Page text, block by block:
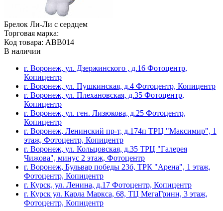
Брелок Ли-Ли с сердцем
Торговая марка:
Код товара: ABB014
В наличии
г. Воронеж, ул. Дзержинского , д.16 Фотоцентр,
Копицентр
г. Воронеж, ул. Пушкинская, д.4 Фотоцентр, Копицентр
г. Воронеж, ул. Плехановская, д.35 Фотоцентр,
Копицентр
г. Воронеж, ул. ген. Лизюкова, д.25 Фотоцентр,
Копицентр
г. Воронеж, Ленинский пр-т, д.174п ТРЦ "Максимир", 1
этаж, Фотоцентр, Копицентр
г. Воронеж, ул. Кольцовская, д.35 ТРЦ "Галерея
Чижова", минус 2 этаж, Фотоцентр
г. Воронеж, Бульвар победы 23б, ТРК "Арена", 1 этаж,
Фотоцентр, Копицентр
г. Курск, ул. Ленина, д.17 Фотоцентр, Копицентр
г. Курск ул. Карла Маркса, 68, ТЦ МегаГринн, 3 этаж,
Фотоцентр, Копицентр